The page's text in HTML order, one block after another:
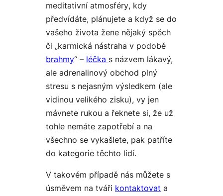
meditativní atmosféry, kdy
předvídáte, plánujete a když se do
vašeho života žene nějaký spěch
či „karmická nástraha v podobě
brahmy“ – léčka s názvem lákavý,
ale adrenalinový obchod plný
stresu s nejasným výsledkem (ale
vidinou velikého zisku), vy jen
mávnete rukou a řeknete si, že už
tohle nemáte zapotřebí a na
všechno se vykašlete, pak patříte
do kategorie těchto lidí.
V takovém případě nás můžete s
úsměvem na tváři kontaktovat a